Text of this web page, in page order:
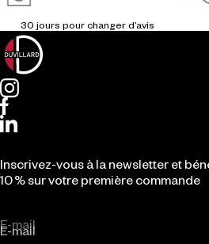
Inscrivez-vous à la newsletter et
10 % sur votre première commande
E-mail